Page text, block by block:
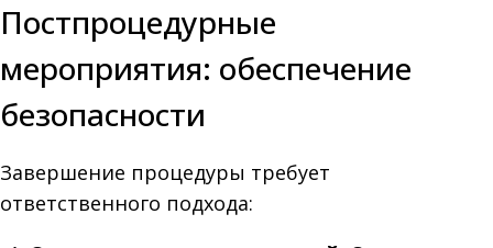
Постпроцедурные
мероприятия: обеспечение
безопасности
Завершение процедуры требует
ответственного подхода: